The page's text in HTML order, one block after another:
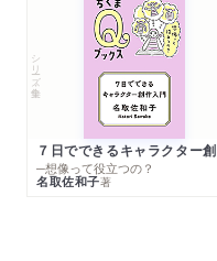
シリーズ・全集
─想像って役立つの？
名取佐和子著